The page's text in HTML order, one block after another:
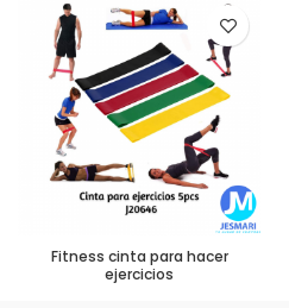
Fitness cinta para hacer
ejercicios